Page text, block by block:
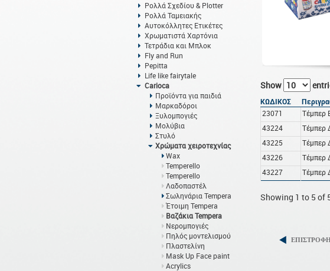
Ρολλά Σχεδίου & Plotter
Ρολλά Ταμειακής
Αυτοκόλλητες Ετικέτες
Χρωματιστά Χαρτόνια
Τετράδια και Μπλοκ
Fly and Run
Pepitta
Life like fairytale
Carioca
Προϊόντα για παιδιά
Μαρκαδόροι
Ξυλομπογιές
Μολύβια
Στυλό
Χρώματα χειροτεχνίας
Wax
Temperello
Temperello
Λαδοπαστέλ
Σωληνάρια Tempera
Έτοιμη Tempera
Βαζάκια Tempera
Νερομπογιές
Πηλός μοντελισμού
Πλαστελίνη
Mask Up Face paint
Acrylics
Show
ΚΩΔΙΚΟΣ
23071
Τέμπερ
43224
Τέμπερ
43225
Τέμπερ
43226
Τέμπερ
43227
Τέμπερ
Showing 1 to 5 of
ΕΠΙΣΤΡΟΦΗ